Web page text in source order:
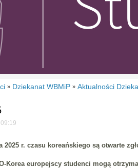
» Dziekanat WBMiP » Aktualności
2025 r. czasu koreańskiego są otwarte
Korea europejscy studenci mogą